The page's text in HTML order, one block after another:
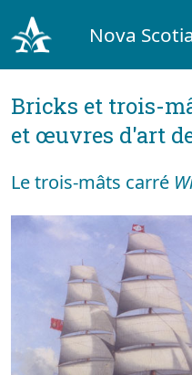
Nova
Bricks et trois-
et œuvres d'art
Le trois-mâts carré